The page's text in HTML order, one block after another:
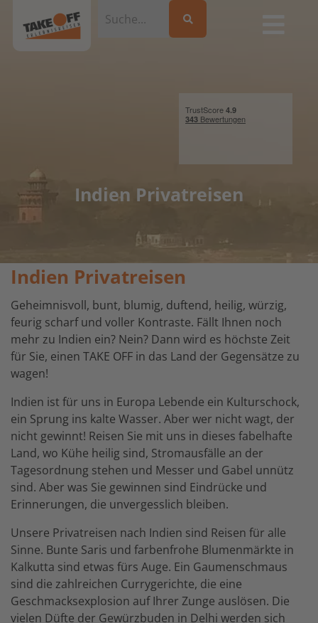
Indien Privatreisen
Indien Privatreisen
Geheimnisvoll, bunt, blumig, duftend, heilig, würzig,
feurig scharf und voller Kontraste. Fällt Ihnen noch
mehr zu Indien ein? Nein? Dann wird es höchste Zeit
für Sie, einen TAKE OFF in das Land der Gegensätze zu
wagen!
Indien ist für uns in Europa Lebende ein Kulturschock,
ein Sprung ins kalte Wasser. Aber wer nicht wagt, der
nicht gewinnt! Reisen Sie mit uns in dieses fabelhafte
Land, wo Kühe heilig sind, Stromausfälle an der
Tagesordnung stehen und Messer und Gabel unnütz
sind. Aber was Sie gewinnen sind Eindrücke und
Erinnerungen, die unvergesslich bleiben.
Unsere Privatreisen nach Indien sind Reisen für alle
Sinne. Bunte Saris und farbenfrohe Blumenmärkte in
Kalkutta sind etwas fürs Auge. Ein Gaumenschmaus
sind die zahlreichen Currygerichte, die eine
Geschmacksexplosion auf Ihrer Zunge auslösen. Die
vielen Düfte der Gewürzbuden in Delhi werden sich